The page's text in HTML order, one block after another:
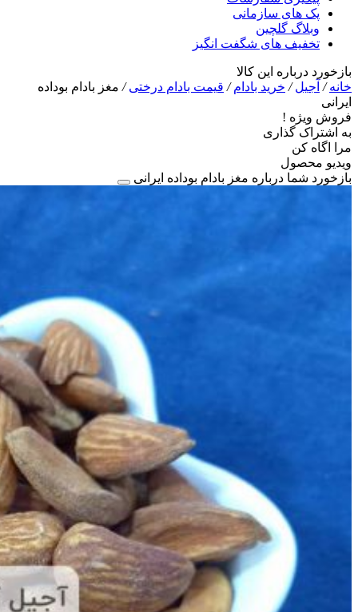
پک های سازمانی
وبلاگ گلچین
تخفیف های شگفت انگیز
بازخورد درباره این کالا
خانه/ آجیل/ خرید بادام/ قیمت بادام درختی/ مغز بادام بوداده
ایرانی
فروش ویژه !
به اشتراک گذاری
مرا اگاه کن
ویدیو محصول
بازخورد شما درباره مغز بادام بوداده ایرانی